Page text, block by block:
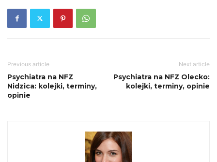
Previous article
Psychiatra na NFZ
Nidzica: kolejki, terminy,
opinie
Next article
Psychiatra na NFZ Olecko:
kolejki, terminy, opinie